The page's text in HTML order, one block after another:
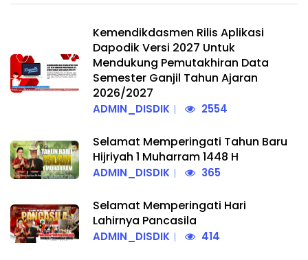
Kemendikdasmen Rilis Aplikasi
Dapodik Versi 2027 Untuk
Mendukung Pemutakhiran Data
Semester Ganjil Tahun Ajaran
2026/2027
ADMIN_DISDIK 2554
Selamat Memperingati Tahun Baru
Hijriyah 1 Muharram 1448 H
ADMIN_DISDIK 365
Selamat Memperingati Hari
Lahirnya Pancasila
ADMIN_DISDIK 414